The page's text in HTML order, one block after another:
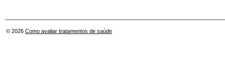
© 2026 Como avaliar tratamentos de saúde